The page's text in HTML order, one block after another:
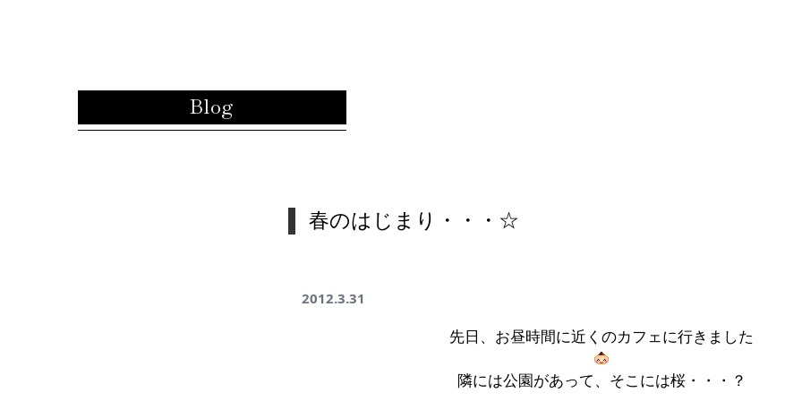
Blog
春のはじまり・・・☆
2012.3.31
先日、お昼時間に近くのカフェに行きました
隣には公園があって、そこには桜・・・？